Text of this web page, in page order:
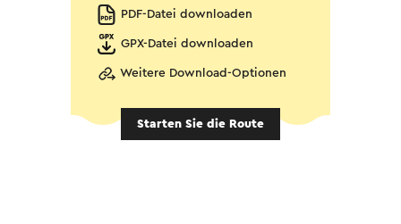
PDF-Datei downloaden
GPX-Datei downloaden
Weitere Download-Optionen
Starten Sie die Route